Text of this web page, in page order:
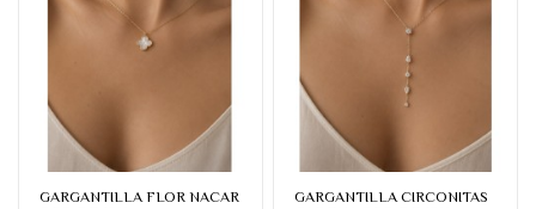
GARGANTILLA FLOR NACAR
GARGANTILLA CIRCONITAS